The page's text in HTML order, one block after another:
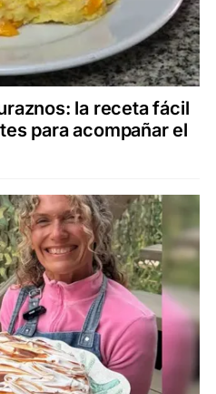
la receta fácil
para acompañar el